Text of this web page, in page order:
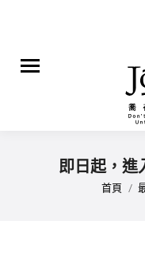
即日起，進
您在這
首頁